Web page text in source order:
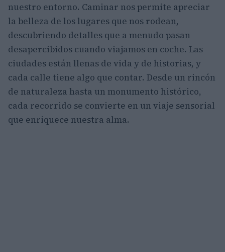
nuestro entorno. Caminar nos permite apreciar
la belleza de los lugares que nos rodean,
descubriendo detalles que a menudo pasan
desapercibidos cuando viajamos en coche. Las
ciudades están llenas de vida y de historias, y
cada calle tiene algo que contar. Desde un rincón
de naturaleza hasta un monumento histórico,
cada recorrido se convierte en un viaje sensorial
que enriquece nuestra alma.